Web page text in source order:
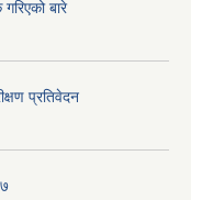
बारे
प्रतिवेदन